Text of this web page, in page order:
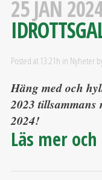
25 JAN
Posted at 13:21h in Nyheter
Häng med och
2023 tillsammans
2024!
Läs mer